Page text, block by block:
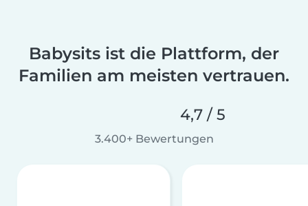
Babysits ist die Plattform, der
Familien am meisten vertrauen.
4,7 / 5
3.400+ Bewertungen